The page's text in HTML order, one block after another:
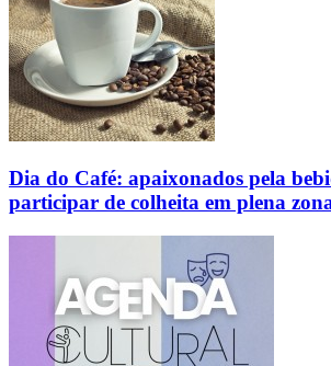
Dia do Café: apaixonados pela
participar de colheita em plena